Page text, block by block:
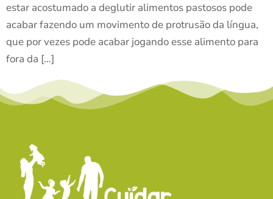
estar acostumado a deglutir alimentos pastosos pode
acabar fazendo um movimento de protrusão da língua,
que por vezes pode acabar jogando esse alimento para
fora da […]